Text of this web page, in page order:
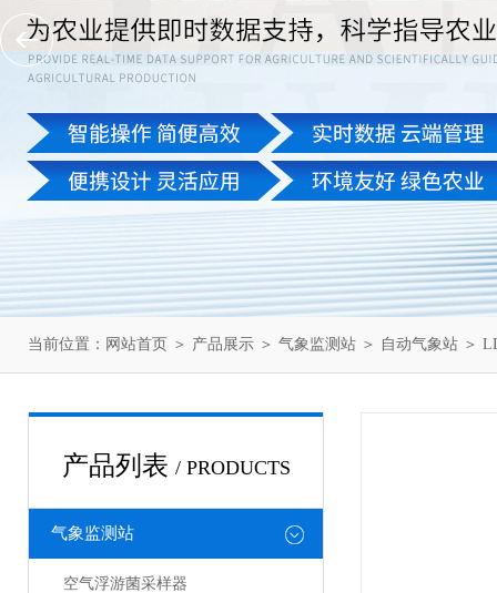
当前位置： 网站首页 ＞ 产品展示 ＞ 气象监测站 ＞ 自动气象站 ＞
产品列表 / PRODUCTS
气象监测站
空气浮游菌采样器